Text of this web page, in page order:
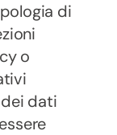
di
o
dati